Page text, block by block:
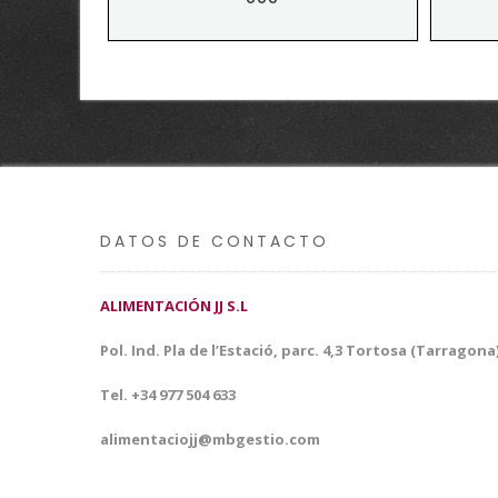
DATOS DE CONTACTO
ALIMENTACIÓN JJ S.L
Pol. Ind. Pla de l’Estació, parc. 4,3 Tortosa
Tel. +34 977 504 633
alimentaciojj@mbgestio.com